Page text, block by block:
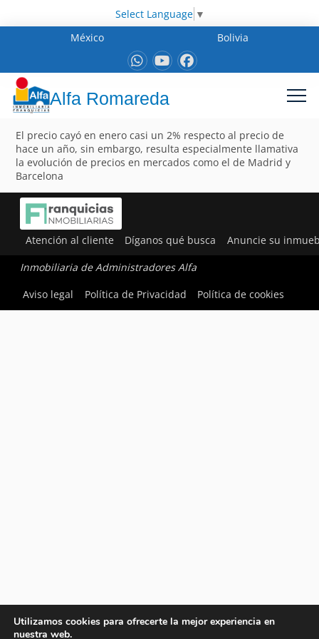
Select Language ▼
México
Bolivia
Alfa Romareda
El precio cayó en enero casi un 2% respecto al precio de
hace un año, sin embargo, resulta especialmente llamativa
la evolución de precios en mercados como el de Madrid y
Barcelona
Atención al cliente Díganos qué busca Anuncie su
Inmobiliaria de Administradores Alfa
Aviso legal
Política de Privacidad Política de cookies
Utilizamos cookies para ofrecerte la mejor experiencia en
nuestra web.